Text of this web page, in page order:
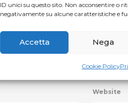
ID unici su questo sito. Non acconsentire o
negativamente su alcune caratteristiche e
Accetta Nega
Cookie Policy
Website